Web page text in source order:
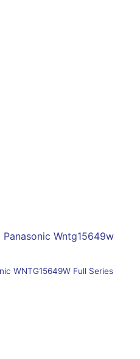
WNTG15649W Full Series